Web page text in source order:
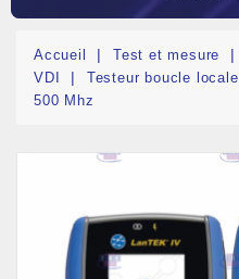
Accueil Test et mesure
VDI
Testeur boucle locale
500 Mhz